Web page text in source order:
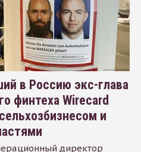
в Россию экс-глава
финтеха Wirecard
и
директор